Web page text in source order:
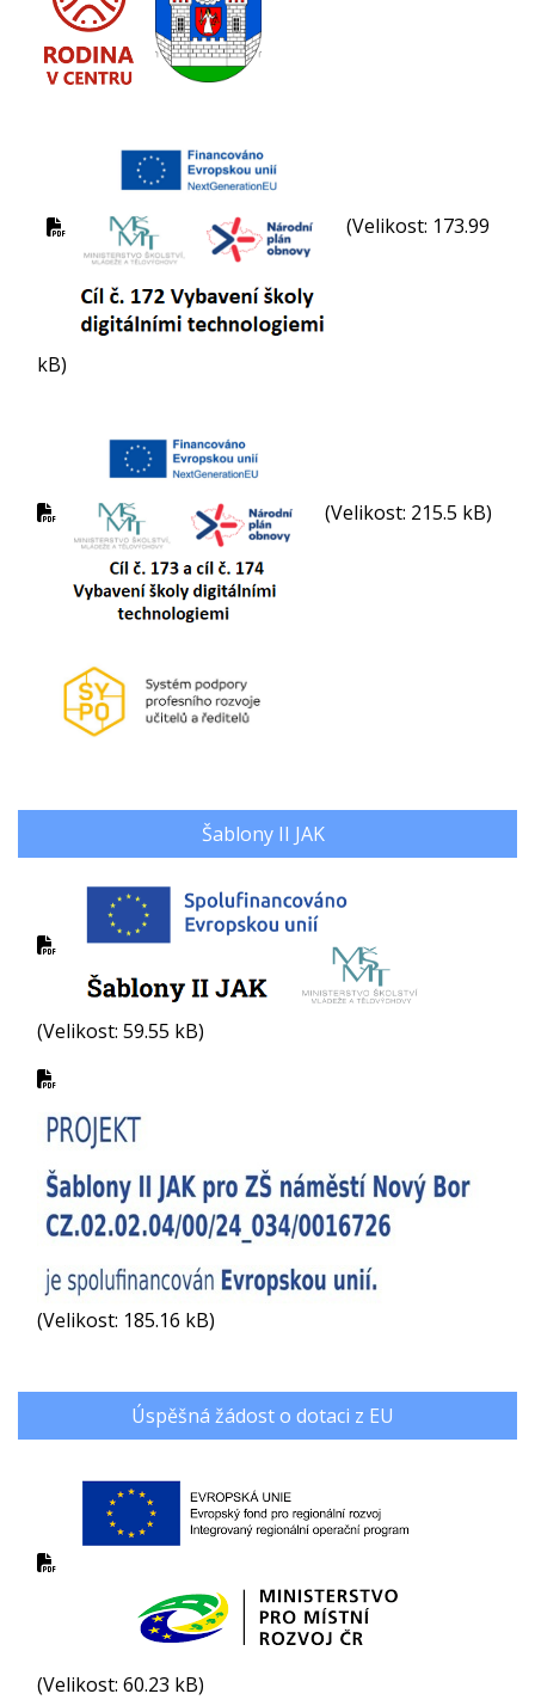
(Velikost: 173.99
kB)
(Velikost: 215.5 kB)
Šablony II JAK
(Velikost: 59.55 kB)
(Velikost: 185.16 kB)
Úspěšná žádost o dotaci z EU
(Velikost: 60.23 kB)